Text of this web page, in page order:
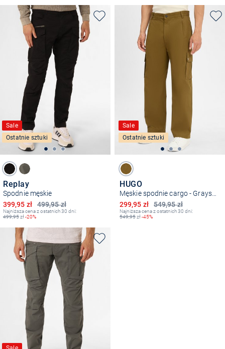
Sale
Ostatnie sztuki
Replay
Spodnie męskie
499,95 zł
Obniżona cena
399,95 zł
Najniższa cena z ostatnich 30 dni:
499,95zł-20%
Sale
Ostatnie sztuki
HUGO
Męskie spodnie cargo - Graysen
549,95 zł
Obniżona cena
299,95 zł
Najniższa cena z ostatnich 30 dni:
549,95zł-45%